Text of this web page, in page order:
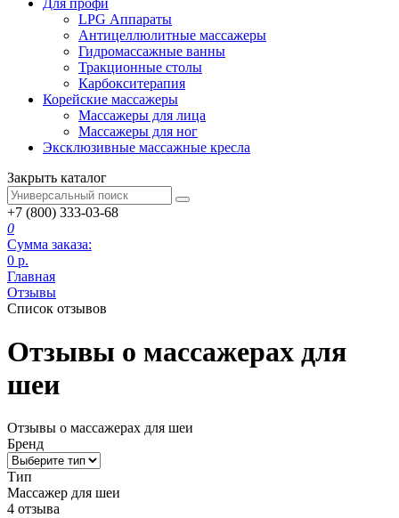
LPG Аппараты
Антицеллюлитные массажеры
Гидромассажные ванны
Тракционные столы
Карбокситерапия
Корейские массажеры
Массажеры для лица
Массажеры для ног
Эксклюзивные массажные кресла
Закрыть каталог
+7 (800) 333-03-68
0
Сумма заказа:
0 р.
Главная
Отзывы
Список отзывов
Отзывы о массажерах для
шеи
Отзывы о массажерах для шеи
Бренд
Тип
Массажер для шеи
4 отзыва